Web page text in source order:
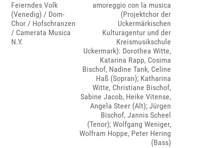
Feierndes Volk
(Venedig) / Dom-
Chor / Hofschranzen
/ Camerata Musica
N.Y.
amoreggio con la musica
(Projektchor der
Uckermärkischen
Kulturagentur und der
Kreismusikschule
Uckermark): Dorothea Witte,
Katarina Rapp, Cosima
Bischof, Nadine Tank, Celine
Haß (Sopran); Katharina
Witte, Christiane Bischof,
Sabine Jacob, Heike Vitense,
Angela Steer (Alt); Jürgen
Bischof, Jannis Scheel
(Tenor); Wolfgang Weniger,
Wolfram Hoppe, Peter Hering
(Bass)